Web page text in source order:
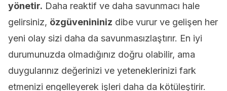
yönetir. Daha reaktif ve daha savunmacı hale
gelirsiniz, özgüvenininiz dibe vurur ve gelişen her
yeni olay sizi daha da savunmasızlaştırır. En iyi
durumunuzda olmadığınız doğru olabilir, ama
duygularınız değerinizi ve yeteneklerinizi fark
etmenizi engelleyerek işleri daha da kötüleştirir.